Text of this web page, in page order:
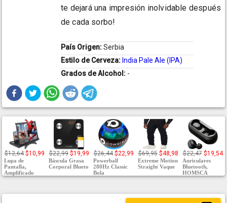
te dejará una impresión inolvidable después
de cada sorbo!
País Origen:Serbia
Estilo de Cerveza: India Pale Ale (IPA)
Grados de Alcohol: -
$12,64 $10,99
Lupa de
Pantalla,
Amplificado
$22,99 $19,99
Báscula Grasa
Corporal Blueto
$26,44 $22,99
Powerball
280Hz Classic
Bola
$69,95 $48,98
Extreme Motion
Straight Vaque
$22,47 $19,54
Auriculares
Bluetooth,
HOMSCA